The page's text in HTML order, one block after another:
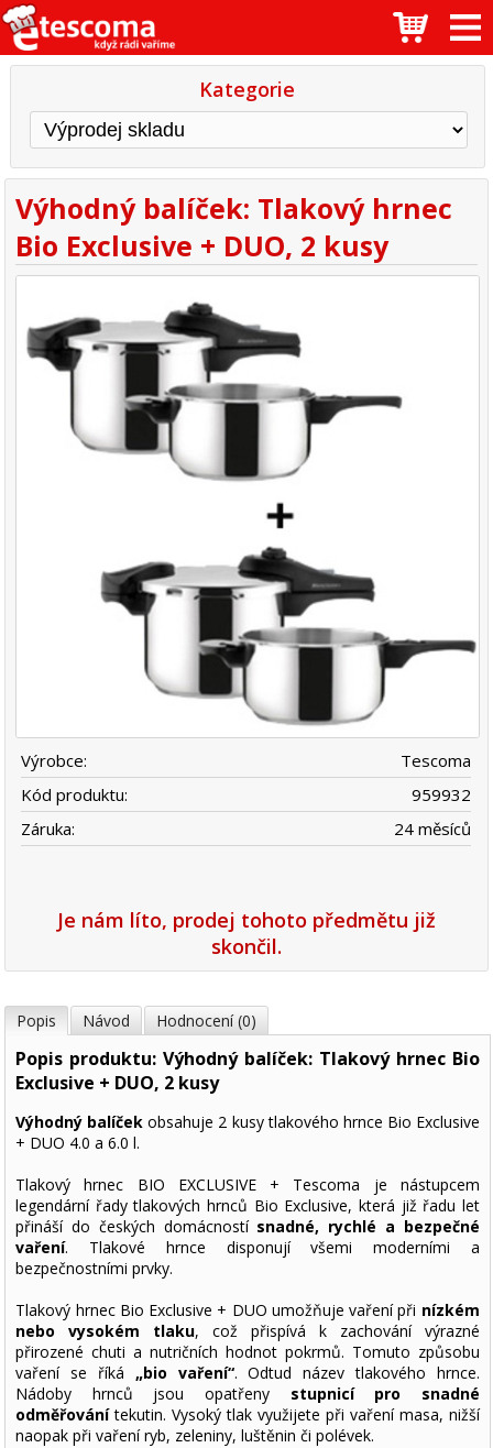
Kategorie
Výhodný balíček: Tlakový hrnec
Bio Exclusive + DUO, 2 kusy
Výrobce:
Tescoma
Kód produktu:
959932
Záruka:
24 měsíců
Je nám líto, prodej tohoto předmětu již
skončil.
Popis Návod Hodnocení (0)
Popis produktu: Výhodný balíček: Tlakový hrnec Bio
Exclusive + DUO, 2 kusy
Výhodný balíček obsahuje 2 kusy tlakového hrnce Bio Exclusive
+ DUO 4.0 a 6.0 l.
Tlakový hrnec BIO EXCLUSIVE + Tescoma je nástupcem
legendární řady tlakových hrnců Bio Exclusive, která již řadu let
přináší do českých domácností snadné, rychlé a bezpečné
vaření. Tlakové hrnce disponují všemi moderními a
bezpečnostními prvky.
Tlakový hrnec Bio Exclusive + DUO umožňuje vaření při nízkém
nebo vysokém tlaku, což přispívá k zachování výrazné
přirozené chuti a nutričních hodnot pokrmů. Tomuto způsobu
vaření se říká „bio vaření“. Odtud název tlakového hrnce.
Nádoby hrnců jsou opatřeny stupnicí pro snadné
odměřovánítekutin. Vysoký tlak využijete při vaření masa, nižší
naopak při vaření ryb, zeleniny, luštěnin či polévek.